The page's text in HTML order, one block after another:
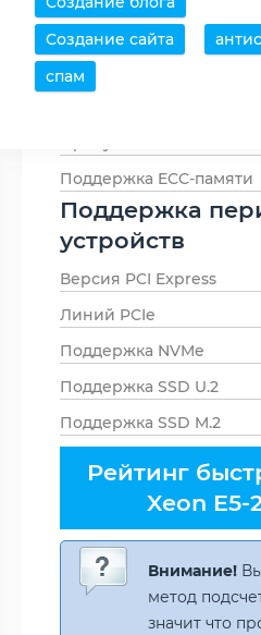
Создание сайта
спам
оперативной
памяти
2133
Каналов памяти
Поддержка ECC-памяти
Поддержка
устройств
Версия PCI Express
Линий PCIe
Поддержка NVMe
Поддержка SSD U.2
Поддержка SSD M.2
Рейтинг
Xeon E5-
Внимание!
метод
значит что